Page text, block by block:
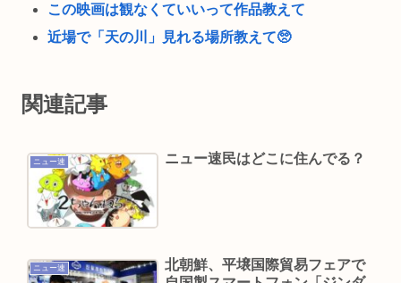
この映画は観なくていいって作品教えて
近場で「天の川」見れる場所教えて🥺
発を受け「検討を進めていく」と会長
【徹底討論】ワイ(48)無職はこのまま逃げ切れるの
小原ブラス、「喫煙所が減ってる」などの喫煙者
の不満にピシャリ 「じゃあやめれば？タバコなん
て家でだけ吸ってればいい」
って、煽りとか説教とか抜きに客観的意見くれる
関連記事
ニュー速 ニュー速民はどこに住んでる？
ニュー速
北朝鮮、平壌国際貿易フェアで